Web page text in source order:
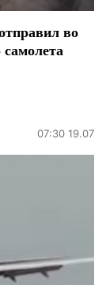
во
07:30 19.07